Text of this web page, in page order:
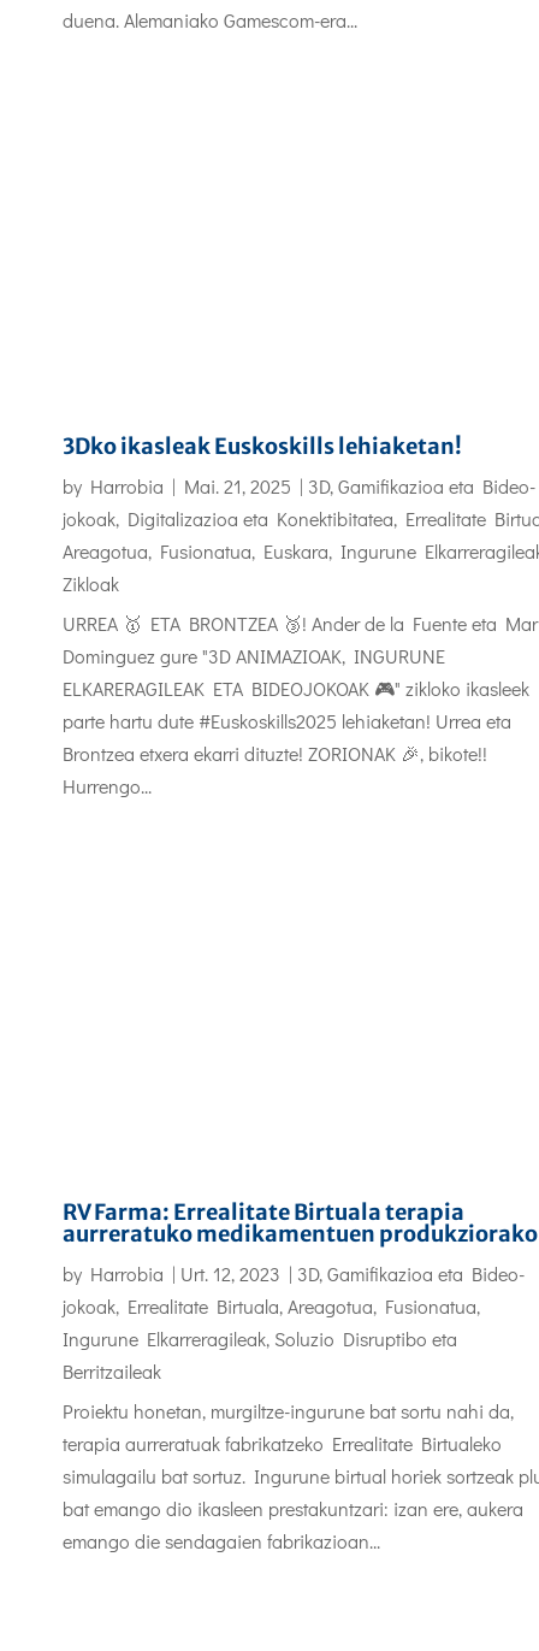
duena. Alemaniako Gamescom-era...
3Dko ikasleak Euskoskills lehiaketan!
by Harrobia | Mai. 21, 2025 | 3D, Gamifikazioa eta Bideo-
jokoak, Digitalizazioa eta Konektibitatea, Errealitate
Areagotua, Fusionatua, Euskara, Ingurune
Zikloak
URREA 🥇 ETA BRONTZEA 🥉! Ander de la Fuente eta
Dominguez gure "3D ANIMAZIOAK, INGURUNE
ELKARERAGILEAK ETA BIDEOJOKOAK 🎮" zikloko ikasleek
parte hartu dute #Euskoskills2025 lehiaketan! Urrea eta
Brontzea etxera ekarri dituzte! ZORIONAK 🎉, bikote!!
Hurrengo...
RV Farma: Errealitate Birtuala terapia
aurreratuko medikamentuen produkziorako
by Harrobia | Urt. 12, 2023 | 3D, Gamifikazioa eta Bideo-
jokoak, Errealitate Birtuala, Areagotua, Fusionatua,
Ingurune Elkarreragileak, Soluzio Disruptibo eta
Berritzaileak
Proiektu honetan, murgiltze-ingurune bat sortu nahi da,
terapia aurreratuak fabrikatzeko Errealitate Birtualeko
simulagailu bat sortuz. Ingurune birtual horiek sortzeak
bat emango dio ikasleen prestakuntzari: izan ere, aukera
emango die sendagaien fabrikazioan...